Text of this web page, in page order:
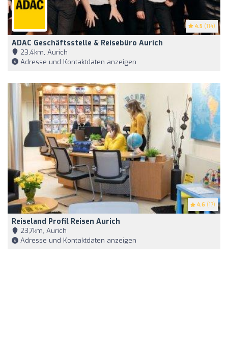
4.5 (114)
ADAC Geschäftsstelle & Reisebüro Aurich
23,4km, Aurich
Adresse und Kontaktdaten anzeigen
4.6 (17)
Reiseland Profil Reisen Aurich
23,7km, Aurich
Adresse und Kontaktdaten anzeigen